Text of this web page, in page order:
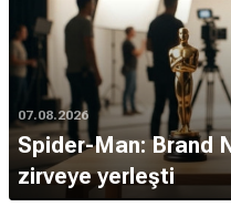
07.08.2026
Spider-Man: Brand
zirveye yerleşti